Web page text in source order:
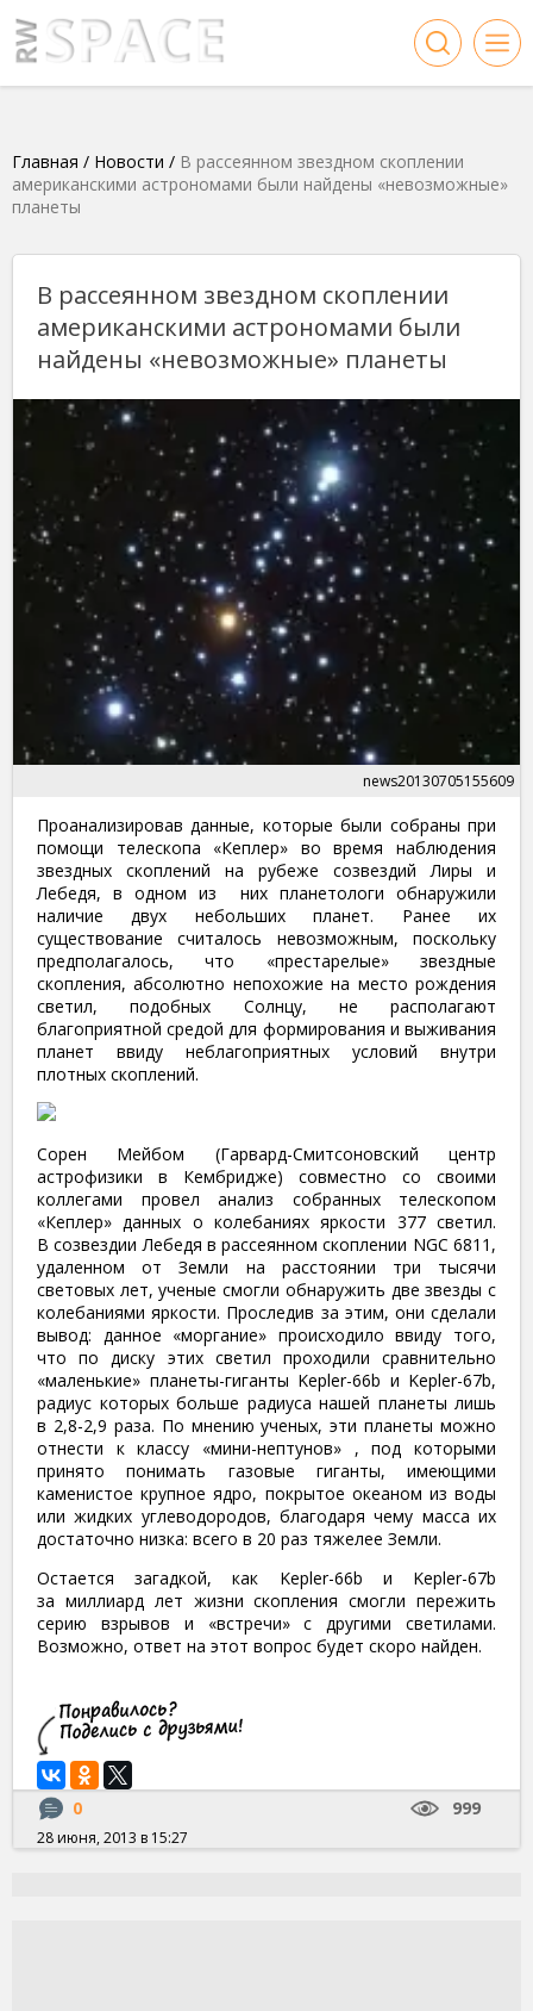
Главная / Новости / В рассеянном звездном скоплении
американскими астрономами были найдены «невозможные»
планеты
В рассеянном звездном скоплении
американскими астрономами были
найдены «невозможные» планеты
news20130705155609
Проанализировав данные, которые были собраны при
помощи телескопа «Кеплер» во время наблюдения
звездных скоплений на рубеже созвездий Лиры и
Лебедя, в одном из них планетологи обнаружили
наличие двух небольших планет. Ранее их
существование считалось невозможным, поскольку
предполагалось, что «престарелые» звездные
скопления, абсолютно непохожие на место рождения
светил, подобных Солнцу, не располагают
благоприятной средой для формирования и выживания
планет ввиду неблагоприятных условий внутри
плотных скоплений.
Сорен Мейбом (Гарвард-Смитсоновский центр
астрофизики в Кембридже) совместно со своими
коллегами провел анализ собранных телескопом
«Кеплер» данных о колебаниях яркости 377 светил.
В созвездии Лебедя в рассеянном скоплении NGC 6811,
удаленном от Земли на расстоянии три тысячи
световых лет, ученые смогли обнаружить две звезды с
колебаниями яркости. Проследив за этим, они сделали
вывод: данное «моргание» происходило ввиду того,
что по диску этих светил проходили сравнительно
«маленькие» планеты-гиганты Kepler-66b и Kepler-67b,
радиус которых больше радиуса нашей планеты лишь
в 2,8-2,9 раза. По мнению ученых, эти планеты можно
отнести к классу «мини-нептунов» , под которыми
принято понимать газовые гиганты, имеющими
каменистое крупное ядро, покрытое океаном из воды
или жидких углеводородов, благодаря чему масса их
достаточно низка: всего в 20 раз тяжелее Земли.
Остается загадкой, как Kepler-66b и Kepler-67b
за миллиард лет жизни скопления смогли пережить
серию взрывов и «встречи» с другими светилами.
Возможно, ответ на этот вопрос будет скоро найден.
0 999
28 июня, 2013 в 15:27